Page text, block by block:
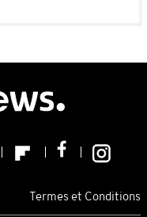
Termes et Conditions